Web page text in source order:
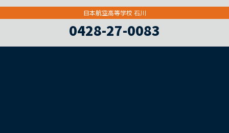
日本航空高等学校 石川
0428-27-0083